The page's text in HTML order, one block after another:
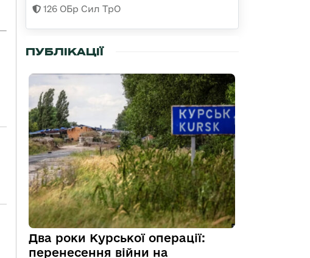
126 ОБр Сил ТрО
ПУБЛІКАЦІЇ
Два роки Курської операції:
перенесення війни на